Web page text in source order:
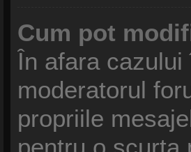
Cum pot
În afara
moderatorul
propriile